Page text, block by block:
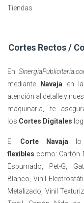
Tiendas
Cortes Rectos /
En
mediante
Navaja en la
atención al detalle y
maquinaria, te
los Cortes Digitales
El Corte Navaja
flexibles como: Cartón
Espumado, Pet-G,
Blanco, Vinil
Metalizado, Vinil